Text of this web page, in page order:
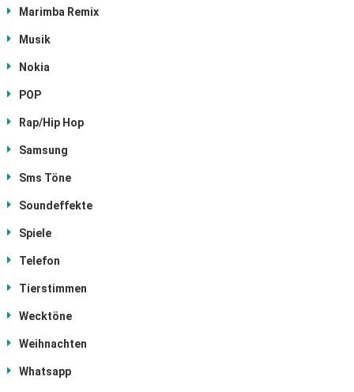
Marimba Remix
Musik
Nokia
POP
Rap/Hip Hop
Samsung
Sms Töne
Soundeffekte
Spiele
Telefon
Tierstimmen
Wecktöne
Weihnachten
Whatsapp